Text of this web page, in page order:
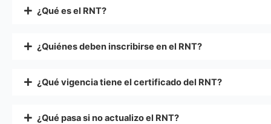
¿Qué es el RNT?
¿Quiénes deben inscribirse en el RNT?
¿Qué vigencia tiene el certificado del RNT?
¿Qué pasa si no actualizo el RNT?